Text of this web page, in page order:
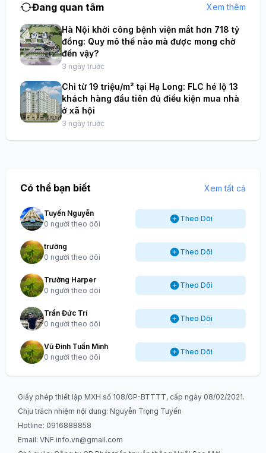
Đang quan tâm Xem thêm
Hà Nội khởi công bệnh viện mắt hơn 718 tỷ
đồng: Quy mô thế nào mà được mong chờ
đến vậy?
3 ngày trước
Chỉ từ 19 triệu/m² tại Hạ Long: FLC hé lộ 13
khách hàng đầu tiên đủ điều kiện mua nhà
ở xã hội
3 ngày trước
Có thể bạn biết Xem tất cả
Tuyến Nguyễn
0 người theo dõi
Theo Dõi
trường
0 người theo dõi
Theo Dõi
Trường Harper
0 người theo dõi
Theo Dõi
Trần Đức Trí
0 người theo dõi
Theo Dõi
Vũ Đình Tuấn Minh
0 người theo dõi
Theo Dõi
Giấy phép thiết lập MXH số 108/GP-BTTTT, cấp ngày 08/02/2021.
Chịu trách nhiệm nội dung: Nguyễn Trọng Tuyến
Hotline: 0916888858
Email: VNF.info.vn@gmail.com